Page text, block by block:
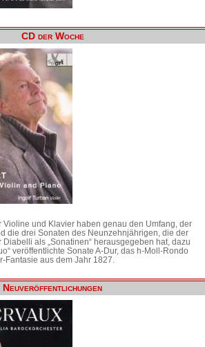
CD der Woche
Violine und Klavier haben genau den Umfang, der
die drei Sonaten des Neunzehnjährigen, die der
als „Sonatinen“ herausgegeben hat, dazu
veröffentlichte Sonate A-Dur, das h-Moll-Rondo
aus dem Jahr 1827.
Neuveröffentlichungen